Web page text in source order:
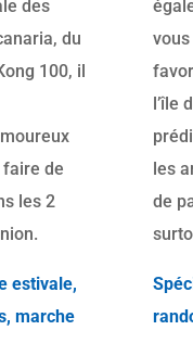
des
du
100, il
de
les 2
estivale,
marche
l’île
les
de